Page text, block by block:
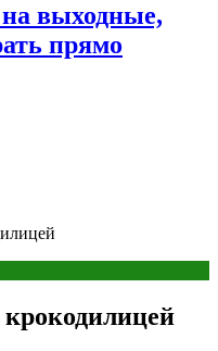
выходные,
прямо